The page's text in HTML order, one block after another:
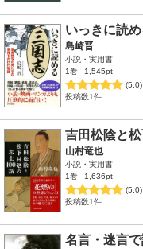
いっきに読
島崎晋
小説・実用書
1巻
1,545pt
(5.0)
投稿数1件
吉田松陰と
山村竜也
小説・実用書
1巻
1,636pt
(5.0)
投稿数1件
名言・迷言